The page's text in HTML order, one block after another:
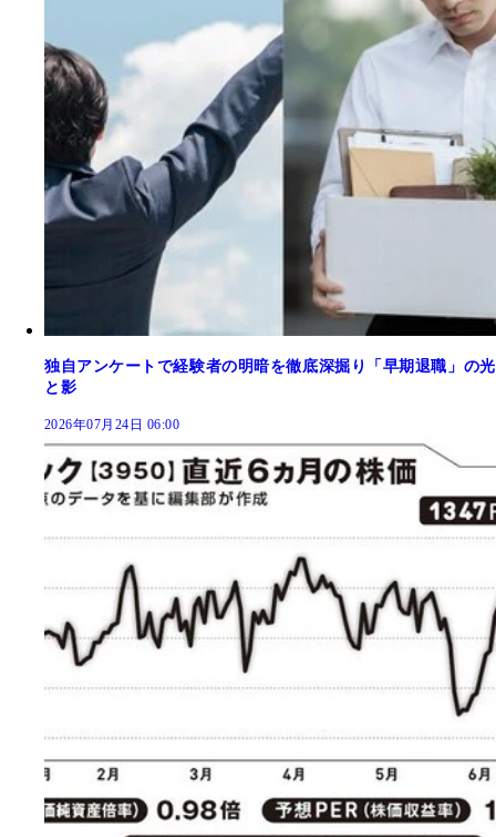
独自アンケートで経験者の明暗を徹底深掘り「早期退職」の光
と影
2026年07月24日 06:00